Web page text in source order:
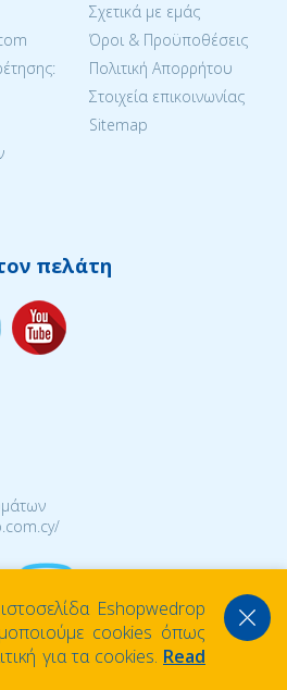
Σχετικά με εμάς
Όροι & Προϋποθέσεις
Πολιτική Απορρήτου
Στοιχεία επικοινωνίας
Sitemap
πελάτη
Eshopwedrop
cookies όπως
για τα cookies. Read